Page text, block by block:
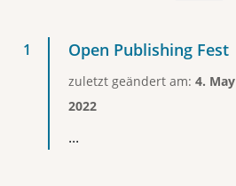
Open Publishing Fest
zuletzt geändert am: 4. May
2022
...